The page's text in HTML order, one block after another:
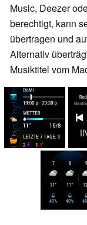
Music, Deezer
berechtigt, kann
übertragen und
Alternativ
Musiktitel vom